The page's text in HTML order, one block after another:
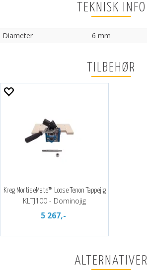
TEKNISK INFO
Diameter 6 mm
TILBEHØR
Kreg MortiseMate™ Loose Tenon Tappejig
KLTJ100 - Dominojig
5 267,-
ALTERNATIVER